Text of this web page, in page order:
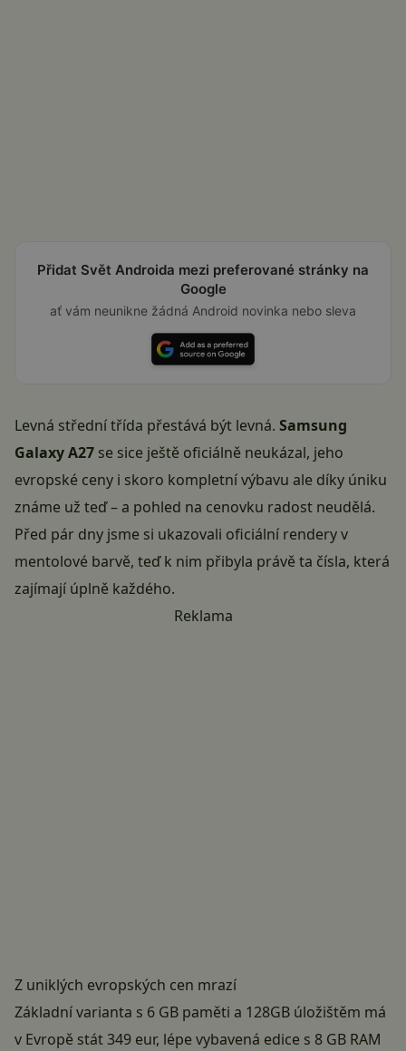
Přidat Svět Androida mezi preferované stránky na
Google
ať vám neunikne žádná Android novinka nebo sleva
Levná střední třída přestává být levná. Samsung
Galaxy A27 se sice ještě oficiálně neukázal, jeho
evropské ceny i skoro kompletní výbavu ale díky úniku
známe už teď – a pohled na cenovku radost neudělá.
Před pár dny jsme si ukazovali oficiální rendery v
mentolové barvě, teď k nim přibyla právě ta čísla, která
zajímají úplně každého.
Reklama
Z uniklých evropských cen mrazí
Základní varianta s 6 GB paměti a 128GB úložištěm má
v Evropě stát 349 eur, lépe vybavená edice s 8 GB RAM